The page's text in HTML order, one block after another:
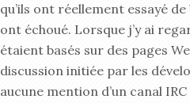
qu’ils ont réellement essayé
ont échoué. Lorsque j’y ai
étaient basés sur des pages
discussion initiée par les
aucune mention d’un canal